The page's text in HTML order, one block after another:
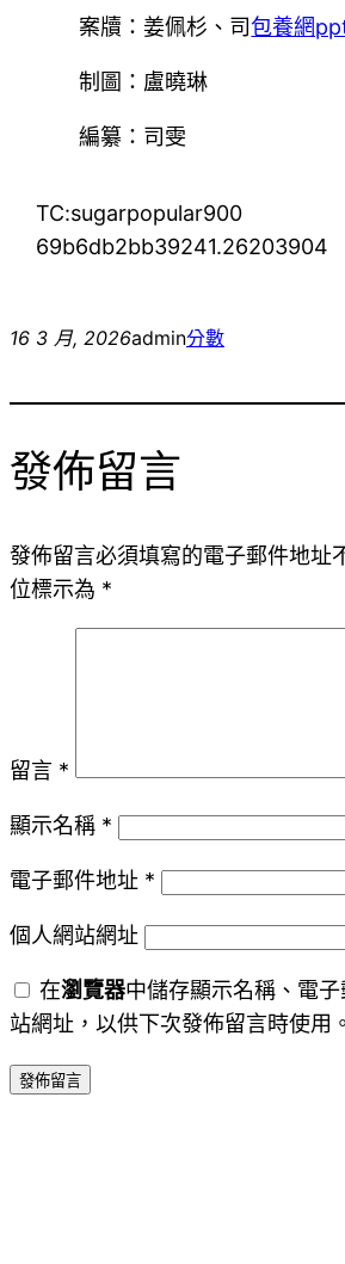
案牘：姜佩杉、司包養網
制圖：盧曉琳
編纂：司雯
TC:sugarpopular900
69b6db2bb39241.26203904
16 3 月, 2026admin分數
發佈留言
發佈留言必須填寫的電子郵件地址
位標示為 *
留言 *
顯示名稱 *
電子郵件地址 *
個人網站網址
在瀏覽器中儲存顯示名稱、電
站網址，以供下次發佈留言時使用。